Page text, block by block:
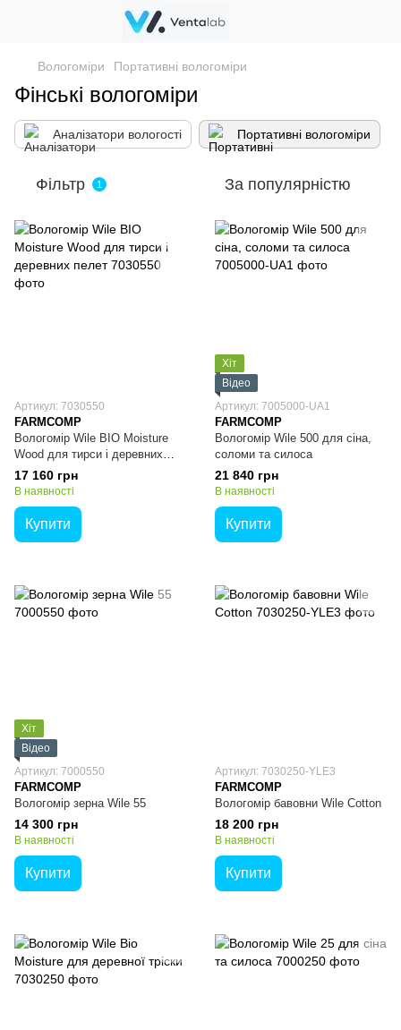
Вологоміри Портативні вологоміри
Фінські вологоміри
Аналізатори вологості Портативні вологоміри
Фільтр 1 За популярністю
Артикул: 7030550
FARMCOMP
Вологомір Wile BIO Moisture
Wood для тирси і деревних
пелет
17 160 грн
В наявності
Купити
Хіт
Відео
Артикул: 7005000-UA1
FARMCOMP
Вологомір Wile 500 для сіна,
соломи та силоса
21 840 грн
В наявності
Купити
Хіт
Відео
Артикул: 7000550
FARMCOMP
Вологомір зерна Wile 55
14 300 грн
В наявності
Купити
Артикул: 7030250-YLE3
FARMCOMP
Вологомір бавовни Wile Cotton
18 200 грн
В наявності
Купити